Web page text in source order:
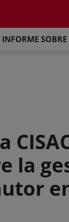
de 2025
INFORME
la